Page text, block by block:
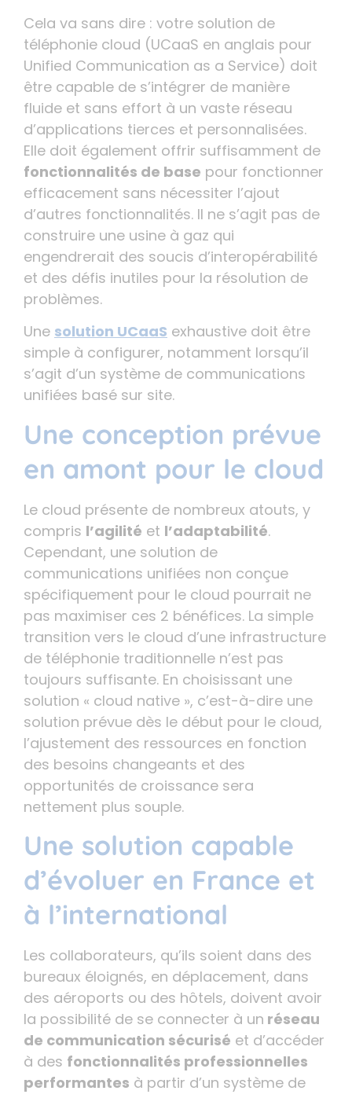
Cela va sans dire : votre solution de
téléphonie cloud (UCaaS en anglais pour
Unified Communication as a Service) doit
être capable de s’intégrer de manière
fluide et sans effort à un vaste réseau
d’applications tierces et personnalisées.
Elle doit également offrir suffisamment de
fonctionnalités de base pour fonctionner
efficacement sans nécessiter l’ajout
d’autres fonctionnalités. Il ne s’agit pas de
construire une usine à gaz qui
engendrerait des soucis d’interopérabilité
et des défis inutiles pour la résolution de
problèmes.
Une solution UCaaS exhaustive doit être
simple à configurer, notamment lorsqu’il
s’agit d’un système de communications
unifiées basé sur site.
Une conception prévue
en amont pour le cloud
Le cloud présente de nombreux atouts, y
compris l’agilité et l’adaptabilité.
Cependant, une solution de
communications unifiées non conçue
spécifiquement pour le cloud pourrait ne
pas maximiser ces 2 bénéfices. La simple
transition vers le cloud d’une infrastructure
de téléphonie traditionnelle n’est pas
toujours suffisante. En choisissant une
solution « cloud native », c’est-à-dire une
solution prévue dès le début pour le cloud,
l’ajustement des ressources en fonction
des besoins changeants et des
opportunités de croissance sera
nettement plus souple.
Une solution capable
d’évoluer en France et
à l’international
Les collaborateurs, qu’ils soient dans des
bureaux éloignés, en déplacement, dans
des aéroports ou des hôtels, doivent avoir
la possibilité de se connecter à un réseau
de communication sécurisé et d’accéder
à des fonctionnalités professionnelles
performantes à partir d’un système de